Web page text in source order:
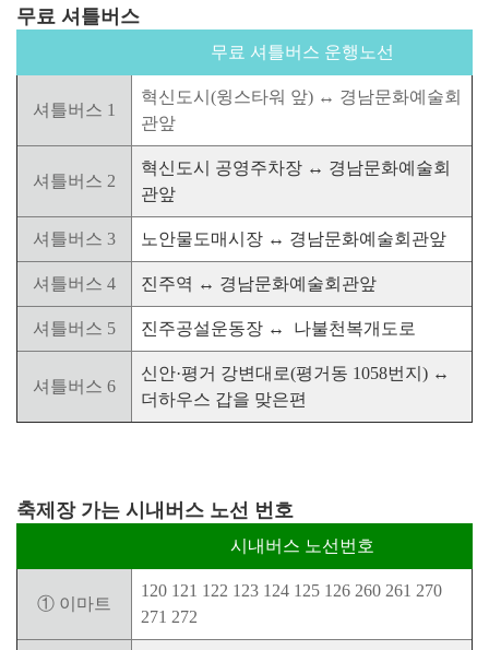
무료 셔틀버스
무료 셔틀버스 운행노선
셔틀버스 1
혁신도시(윙스타워 앞) ↔ 경남문화예술회
관앞
셔틀버스 2
혁신도시 공영주차장 ↔ 경남문화예술회
관앞
셔틀버스 3 노안물도매시장 ↔ 경남문화예술회관앞
셔틀버스 4 진주역 ↔ 경남문화예술회관앞
셔틀버스 5 진주공설운동장 ↔ 나불천복개도로
셔틀버스 6
신안·평거 강변대로(평거동 1058번지) ↔
더하우스 갑을 맞은편
축제장 가는 시내버스 노선 번호
시내버스 노선번호
① 이마트
120 121 122 123 124 125 126 260 261 270
271 272